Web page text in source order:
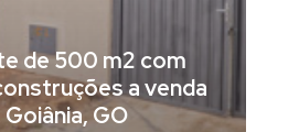
de 500 m2 com
a venda
GO